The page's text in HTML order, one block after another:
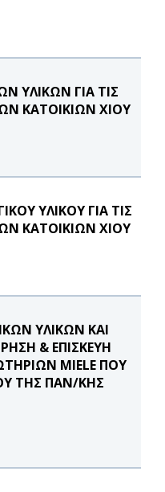
ΥΛΙΚΩΝ ΓΙΑ ΤΙΣ
ΚΑΤΟΙΚΙΩΝ ΧΙΟΥ
ΥΛΙΚΟΥ ΓΙΑ ΤΙΣ
ΚΑΤΟΙΚΙΩΝ ΧΙΟΥ
ΥΛΙΚΩΝ ΚΑΙ
& ΕΠΙΣΚΕΥΗ
MIELE ΠΟΥ
ΤΗΣ ΠΑΝ/ΚΗΣ